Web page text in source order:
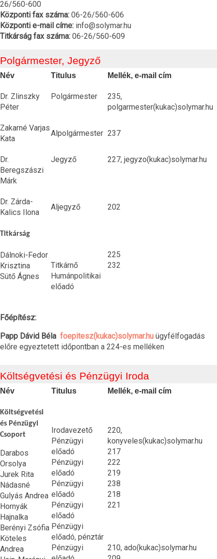
26/560-600
Központi fax száma: 06-26/560-606
Központi e-mail címe: info@solymar.hu
Titkárság fax száma: 06-26/560-609
Polgármester, Jegyző
Név Titulus Mellék, e-mail cím
Dr. Zlinszky
Péter
Polgármester
235,
polgarmester(kukac)solymar.hu
Zakarné Varjas
Kata
Alpolgármester 237
Dr.
Beregszászi
Márk
Jegyző 227, jegyzo(kukac)solymar.hu
Dr. Zárda-
Kalics Ilona
Aljegyző 202
Titkárság
Dálnoki-Fedor
Krisztina
Sütő Ágnes
Titkárnő
Humánpolitikai
előadó
225
232
Főépítész:
Papp Dávid Béla foepitesz(kukac)solymar.hu ügyfélfogadás
előre egyeztetett időpontban a 224-es melléken
Költségvetési és Pénzügyi Iroda
Név Titulus Mellék, e-mail cím
Költségvetési
és Pénzügyi
Csoport
Darabos
Orsolya
Jurek Rita
Nádasné
Gulyás Andrea
Hornyák
Hajnalka
Berényi Zsófia
Köteles
Andrea
Irodavezető
Pénzügyi
előadó
Pénzügyi
előadó
Pénzügyi
előadó
Pénzügyi
előadó
Pénzügyi
előadó, pénztár
Pénzügyi
220,
konyveles(kukac)solymar.hu
217
222
219
238
218
221
210, ado(kukac)solymar.hu